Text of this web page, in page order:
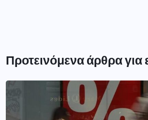
Προτεινόμενα άρθρα για